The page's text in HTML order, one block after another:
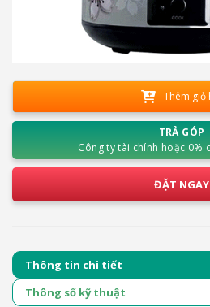
Thêm giỏ
TRẢ GÓP
Công ty tài chính hoặc 0%
ĐẶT NGAY
Thông tin chi tiết
Thông số kỹ thuật